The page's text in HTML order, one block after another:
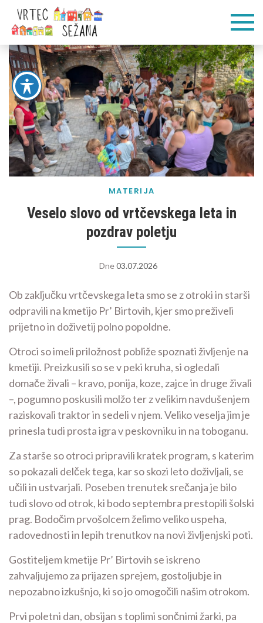
Skip
content
Sežana
Veliko pogumnih
MATERIJA
Veselo slovo od vrtčevskega leta in
pozdrav poletju
Dne03.07.2026
Ob zaključku vrtčevskega leta smo se z otroki in starši
odpravili na kmetijo Pr’ Birtovih, kjer smo preživeli
prijetno in doživetij polno popoldne.
Otroci so imeli priložnost pobliže spoznati življenje na
kmetiji. Preizkusili so se v peki kruha, si ogledali
domače živali – kravo, ponija, koze, zajce in druge živali
–, pogumno poskusili molžo ter z velikim navdušenjem
raziskovali traktor in sedeli v njem. Veliko veselja jim je
prinesla tudi prosta igra v peskovniku in na toboganu.
Za starše so otroci pripravili kratek program, s katerim
so pokazali delček tega, kar so skozi leto doživljali, se
učili in ustvarjali. Poseben trenutek srečanja je bilo
tudi slovo od otrok, ki bodo septembra prestopili šolski
prag. Bodočim prvošolcem želimo veliko uspeha,
radovednosti in lepih trenutkov na novi življenjski poti.
Gostiteljem kmetije Pr’ Birtovih se iskreno
zahvaljujemo za prijazen sprejem, gostoljubje in
nepozabno izkušnjo, ki so jo omogočili našim otrokom.
Prvi poletni dan, obsijan s toplimi sončnimi žarki, pa